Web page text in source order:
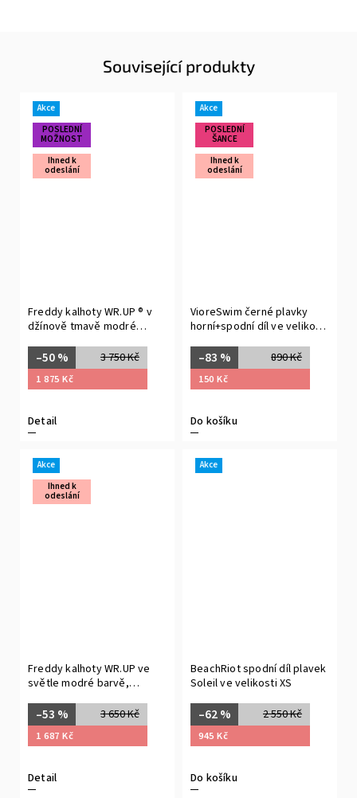
Související produkty
Akce
POSLEDNÍ
MOŽNOST
Ihned k
odeslání
Freddy kalhoty WR.UP ® v
džínově tmavě modré
pas, superskinny střih, 7/8
délka, denim žerzej
3 750 Kč
–50 %
1 875 Kč
Detail
Akce
POSLEDNÍ
ŠANCE
Ihned k
odeslání
VioreSwim černé plavky
horní+spodní díl ve velikosti
890 Kč
–83 %
150 Kč
Do košíku
Akce
Ihned k
odeslání
Freddy kalhoty WR.UP ve
světle modré barvě,
střih, 3/4 délka3 650 Kč
–53 %
1 687 Kč
Detail
Akce
BeachRiot spodní díl plavek
Soleil ve velikosti XS
2 550 Kč
–62 %
945 Kč
Do košíku